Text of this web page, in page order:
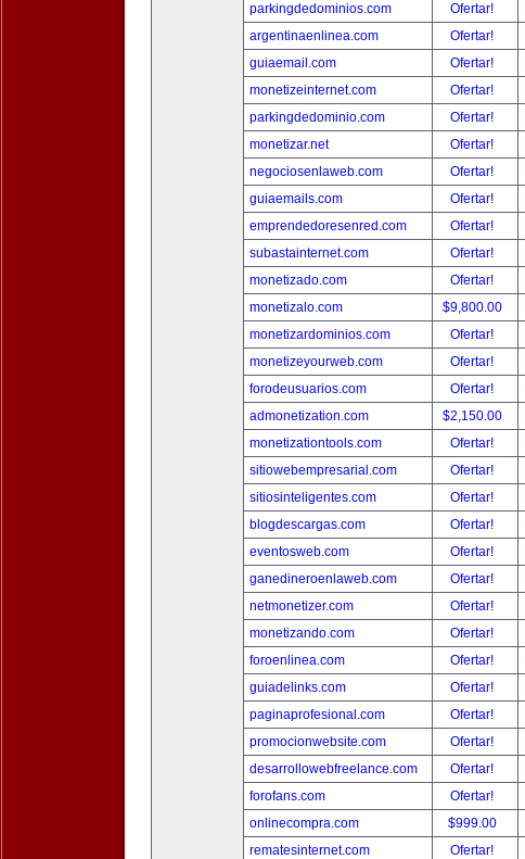
parkingdedominios.com
Ofertar!
argentinaenlinea.com
Ofertar!
guiaemail.com
Ofertar!
monetizeinternet.com
Ofertar!
parkingdedominio.com
Ofertar!
monetizar.net
Ofertar!
negociosenlaweb.com
Ofertar!
guiaemails.com
Ofertar!
emprendedoresenred.com
Ofertar!
subastainternet.com
Ofertar!
monetizado.com
Ofertar!
monetizalo.com
$9,800.00
monetizardominios.com
Ofertar!
monetizeyourweb.com
Ofertar!
forodeusuarios.com
Ofertar!
admonetization.com
$2,150.00
monetizationtools.com
Ofertar!
sitiowebempresarial.com
Ofertar!
sitiosinteligentes.com
Ofertar!
blogdescargas.com
Ofertar!
eventosweb.com
Ofertar!
ganedineroenlaweb.com
Ofertar!
netmonetizer.com
Ofertar!
monetizando.com
Ofertar!
foroenlinea.com
Ofertar!
guiadelinks.com
Ofertar!
paginaprofesional.com
Ofertar!
promocionwebsite.com
Ofertar!
desarrollowebfreelance.com
Ofertar!
forofans.com
Ofertar!
onlinecompra.com
$999.00
rematesinternet.com
Ofertar!